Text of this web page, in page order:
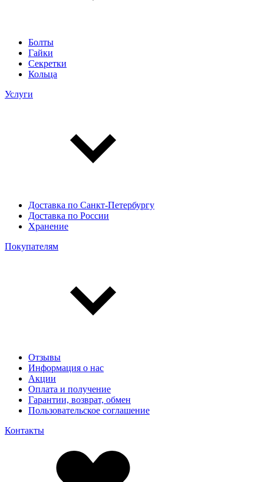
Болты
Гайки
Секретки
Кольца
Услуги
Доставка по Санкт-Петербургу
Доставка по России
Хранение
Покупателям
Отзывы
Информация о нас
Акции
Оплата и получение
Гарантии, возврат, обмен
Пользовательское соглашение
Контакты